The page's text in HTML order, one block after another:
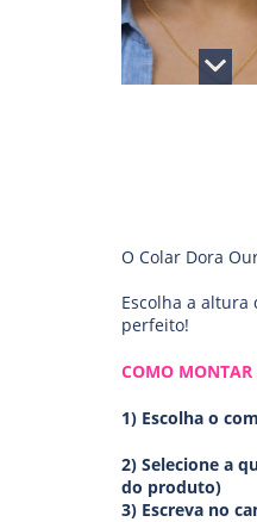
O Colar Dora
Escolha a
perfeito!
COMO MONTAR
1) Escolha o
2) Selecione a
do produto)
3) Escreva no